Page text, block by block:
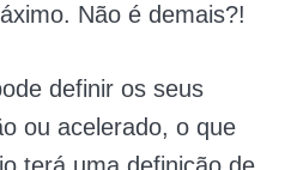
Não é demais?!
definir os seus
ou acelerado, o que